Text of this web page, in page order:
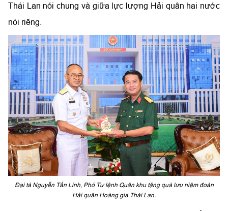
Thái Lan nói chung và giữa lực lượng Hải quân hai nước
nói riêng.
Đại tá Nguyễn Tấn Linh, Phó Tư lệnh Quân khu tặng quà lưu niệm đoàn
Hải quân Hoàng gia Thái Lan.